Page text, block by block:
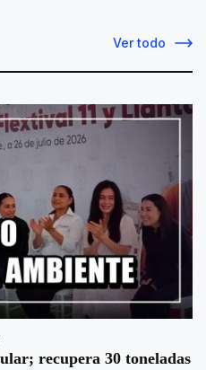
Ver todo
recupera 30 toneladas